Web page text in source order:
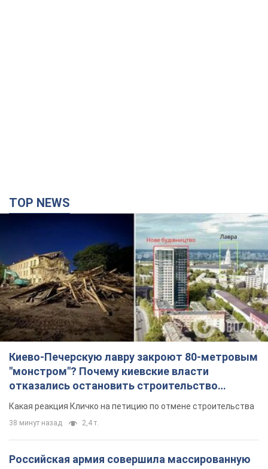
TOP NEWS
Киево-Печерскую лавру закроют 80-метровым
"монстром"? Почему киевские власти
отказались остановить строительство
небоскреба "московского верующего"
Какая реакция Кличко на петицию по отмене строительства
38 минут назад 2,4 т.
Российская армия совершила массированную